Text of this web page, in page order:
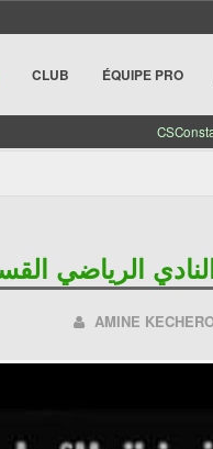
CLUB ÉQUIPE PRO
AMINE